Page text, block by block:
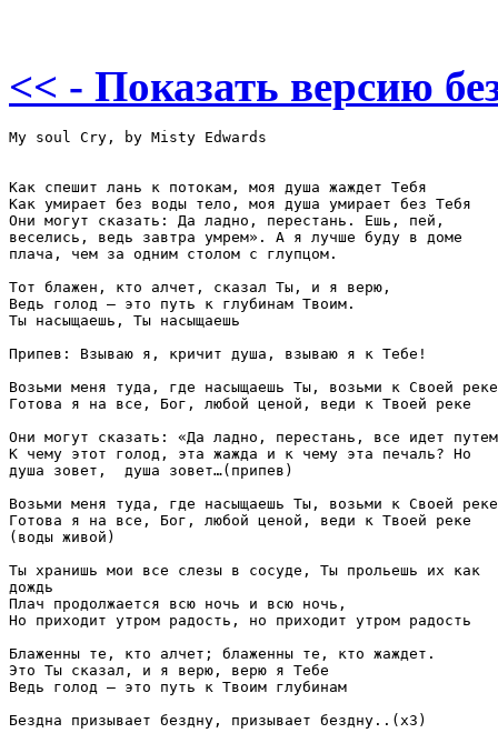
<< - Показать версию
My soul Cry, by Misty Edwards
Как спешит лань к потокам, моя душа жаждет Тебя
Как умирает без воды тело, моя душа умирает без Тебя
Они могут сказать: Да ладно, перестань. Ешь, пей,
веселись, ведь завтра умрем». А я лучше буду в доме
плача, чем за одним столом с глупцом.
Тот блажен, кто алчет, сказал Ты, и я верю,
Ведь голод – это путь к глубинам Твоим.
Ты насыщаешь, Ты насыщаешь
Припев: Взываю я, кричит душа, взываю я к Тебе!
Возьми меня туда, где насыщаешь Ты, возьми к Своей реке
Готова я на все, Бог, любой ценой, веди к Твоей реке
Они могут сказать: «Да ладно, перестань, все идет
К чему этот голод, эта жажда и к чему эта печаль? Но
душа зовет,  душа зовет…(припев)
Возьми меня туда, где насыщаешь Ты, возьми к Своей реке
Готова я на все, Бог, любой ценой, веди к Твоей реке
(воды живой)
Ты хранишь мои все слезы в сосуде, Ты прольешь их как
дождь
Плач продолжается всю ночь и всю ночь,
Но приходит утром радость, но приходит утром радость
Блаженны те, кто алчет; блаженны те, кто жаждет.
Это Ты сказал, и я верю, верю я Тебе
Ведь голод – это путь к Твоим глубинам
Бездна призывает бездну, призывает бездну..(х3)